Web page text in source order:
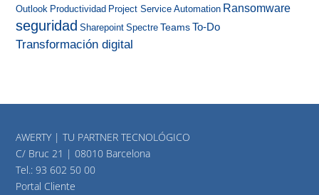
Outlook Productividad Project Service Automation Ransomware
seguridad Sharepoint Spectre Teams To-Do
Transformación digital
AWERTY | TU PARTNER TECNOLÓGICO
C/ Bruc 21 | 08010 Barcelona
Tel.:93 602 50 00
Portal Cliente